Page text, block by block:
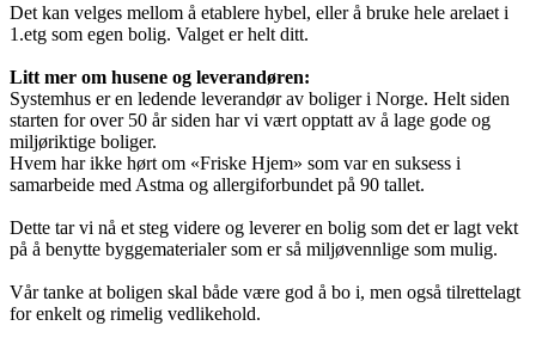
Det kan velges mellom å etablere hybel, eller å bruke hele arelaet i
1.etg som egen bolig. Valget er helt ditt.
Litt mer om husene og leverandøren:
Systemhus er en ledende leverandør av boliger i Norge. Helt siden
starten for over 50 år siden har vi vært opptatt av å lage gode og
miljøriktige boliger.
Hvem har ikke hørt om «Friske Hjem» som var en suksess i
samarbeide med Astma og allergiforbundet på 90 tallet.
Dette tar vi nå et steg videre og leverer en bolig som det er lagt vekt
på å benytte byggematerialer som er så miljøvennlige som mulig.
Vår tanke at boligen skal både være god å bo i, men også tilrettelagt
for enkelt og rimelig vedlikehold.